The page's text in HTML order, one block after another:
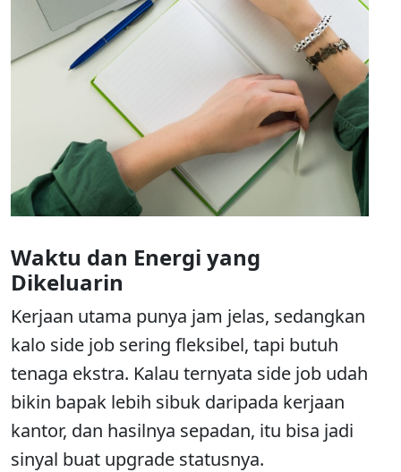
Waktu dan Energi yang
Dikeluarin
Kerjaan utama punya jam jelas, sedangkan
kalo side job sering fleksibel, tapi butuh
tenaga ekstra. Kalau ternyata side job udah
bikin bapak lebih sibuk daripada kerjaan
kantor, dan hasilnya sepadan, itu bisa jadi
sinyal buat upgrade statusnya.